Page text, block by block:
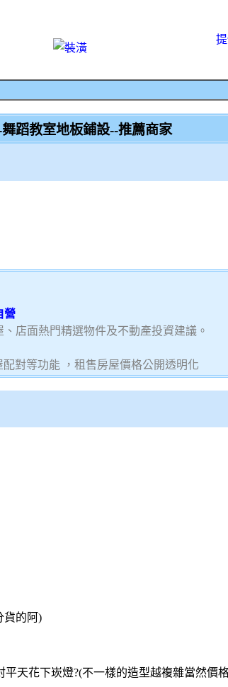
蹈教室地板鋪設--推薦商家
營
店面熱門精選物件及不動產投資建議。
對等功能 ，租售房屋價格公開透明化
貨的阿)
天花下崁燈?(不一樣的造型越複雜當然價